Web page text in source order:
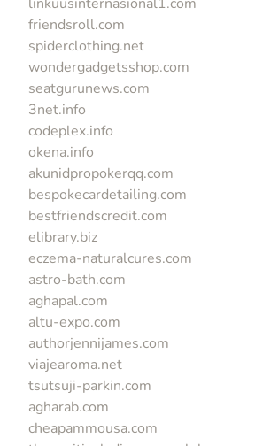
friendsroll.com
spiderclothing.net
wondergadgetsshop.com
seatgurunews.com
3net.info
codeplex.info
okena.info
akunidpropokerqq.com
bespokecardetailing.com
bestfriendscredit.com
elibrary.biz
eczema-naturalcures.com
astro-bath.com
aghapal.com
altu-expo.com
authorjennijames.com
viajearoma.net
tsutsuji-parkin.com
agharab.com
cheapammousa.com